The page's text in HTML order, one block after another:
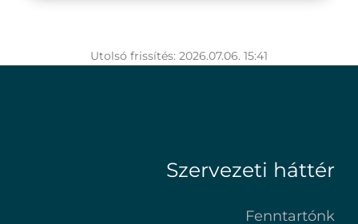
Utolsó frissítés: 2026.07.06. 15:41
Szervezeti háttér
Fenntartónk